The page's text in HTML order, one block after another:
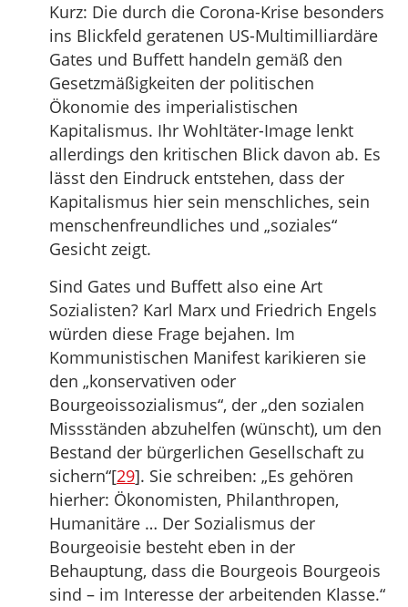
Kurz: Die durch die Corona-Krise besonders
ins Blickfeld geratenen US-Multimilliardäre
Gates und Buffett handeln gemäß den
Gesetzmäßigkeiten der politischen
Ökonomie des imperialistischen
Kapitalismus. Ihr Wohltäter-Image lenkt
allerdings den kritischen Blick davon ab. Es
lässt den Eindruck entstehen, dass der
Kapitalismus hier sein menschliches, sein
menschenfreundliches und „soziales“
Gesicht zeigt.
Sind Gates und Buffett also eine Art
Sozialisten? Karl Marx und Friedrich Engels
würden diese Frage bejahen. Im
Kommunistischen Manifest karikieren sie
den „konservativen oder
Bourgeoissozialismus“, der „den sozialen
Missständen abzuhelfen (wünscht), um den
Bestand der bürgerlichen Gesellschaft zu
sichern“[29]. Sie schreiben: „Es gehören
hierher: Ökonomisten, Philanthropen,
Humanitäre … Der Sozialismus der
Bourgeoisie besteht eben in der
Behauptung, dass die Bourgeois Bourgeois
sind – im Interesse der arbeitenden Klasse.“